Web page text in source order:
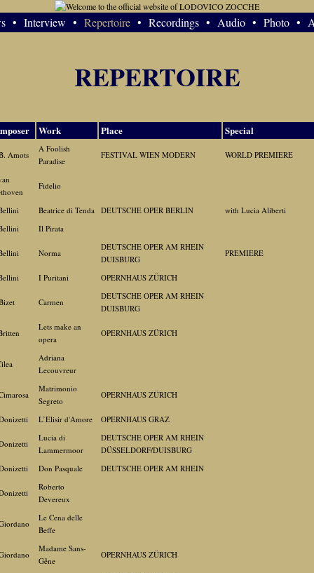
• Interview • Repertoire• Recordings• Audio• Photo•
REPERTOIRE
Work Place Special
Amots
A Foolish
Paradise
FESTIVAL WIEN MODERN WORLD PREMIERE
Fidelio
Beatrice di Tenda DEUTSCHE OPER BERLIN
with Lucia Aliberti
Il Pirata
Norma
DEUTSCHE OPER AM RHEIN
DUISBURG
PREMIERE
I Puritani OPERNHAUS ZÜRICH
Carmen
DEUTSCHE OPER AM RHEIN
DUISBURG
Lets make an
opera
OPERNHAUS ZÜRICH
Adriana
Lecouvreur
Matrimonio
Segreto
OPERNHAUS ZÜRICH
L’Elisir d'Amore OPERNHAUS GRAZ
Lucia di
Lammermoor
DEUTSCHE OPER AM RHEIN
DÜSSELDORF/DUISBURG
Don Pasquale DEUTSCHE OPER AM RHEIN
Roberto
Devereux
Le Cena delle
Beffe
Madame Sans-
Gêne
OPERNHAUS ZÜRICH